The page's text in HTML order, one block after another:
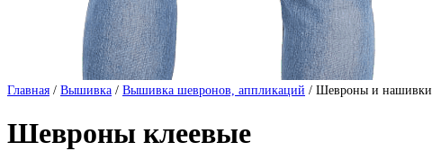
Главная / Вышивка / Вышивка шевронов, аппликаций / Шевроны и нашивки
Шевроны клеевые